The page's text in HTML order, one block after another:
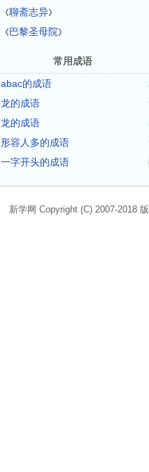
《聊斋志异》
《巴黎圣母院》
常用成语
abac的成语
龙的成语
龙的成语
形容人多的成语
一字开头的成语
新学网 Copyright (C) 2007-2018